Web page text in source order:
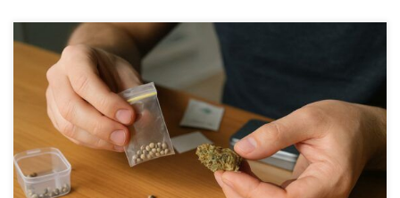
Najczęstsze błędy początkujących kolekcjonerów nasion –
kompletny poradnik dla ogrodników Kolekcjonowanie nasion to
pasja, w której ogrodnictwo, ekologia i dbałość o bioróżnorodność
spotykają się w jednym miejscu, tworząc naturalny sposób na
budowanie własnego domowego „banku nasion”. Dla wielu
ogrodników jest to kolejny etap drogi – po pierwszych udanych
zbiorach pojawia […]